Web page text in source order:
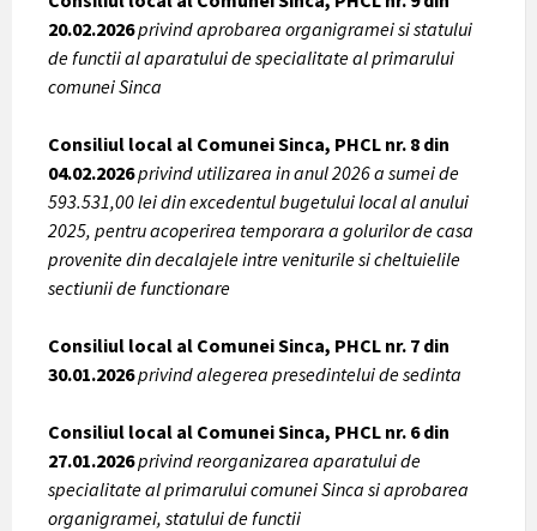
20.02.2026privind aprobarea organigramei si statului
de functii al aparatului de specialitate al primarului
comunei Sinca
Consiliul local al Comunei Sinca, PHCL nr. 8 din
04.02.2026privind utilizarea in anul 2026 a sumei de
593.531,00 lei din excedentul bugetului local al anului
2025, pentru acoperirea temporara a golurilor de casa
provenite din decalajele intre veniturile si cheltuielile
sectiunii de functionare
Consiliul local al Comunei Sinca, PHCL nr. 7 din
30.01.2026privind alegerea presedintelui de sedinta
Consiliul local al Comunei Sinca, PHCL nr. 6 din
27.01.2026privind reorganizarea aparatului de
specialitate al primarului comunei Sinca si aprobarea
organigramei, statului de functii